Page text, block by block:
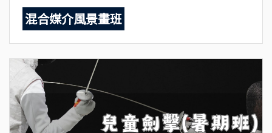
混合媒介風景畫班